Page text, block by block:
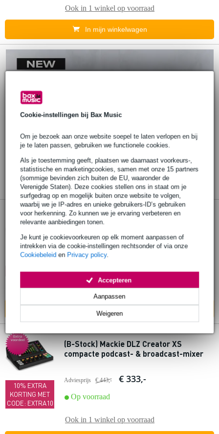
Cookie-instellingen bij Bax Music
Om je bezoek aan onze website soepel te laten verlopen en bij
je te laten passen, gebruiken we functionele cookies.
Als je toestemming geeft, plaatsen we daarnaast voorkeurs-,
statistische en marketingcookies, samen met onze 15 partners
(sommige bevinden zich buiten de EU, waaronder de
Verenigde Staten). Deze cookies stellen ons in staat om je
surfgedrag op en mogelijk buiten onze website te volgen,
waarbij we je IP-adres en unieke gebruikers-ID’s gebruiken
voor herkenning. Zo kunnen we je ervaring verbeteren en
relevante aanbiedingen tonen.
Je kunt je cookievoorkeuren op elk moment aanpassen of
intrekken via de cookie-instellingen rechtsonder of via onze
Cookiebeleid en Privacy policy.
Weigeren
Aanpassen
Accepteren
Ook in 1 winkel op voorraad
In mijn winkelwagen
🔥HOT & NEW
Mackie DL16SE digitale mixer met app-
bediening
Adviesprijs € 945,-
Op voorraad
Ook in1 winkelop voorraad
Extra
voordeel
10% EXTRA
KORTING MET
CODE: EXTRA10
(B-Stock) Mackie DLZ Creator XS
compacte podcast- & broadcast-mixer
Adviesprijs € 443,- € 333,-
Op voorraad
Ook in 1 winkel op voorraad